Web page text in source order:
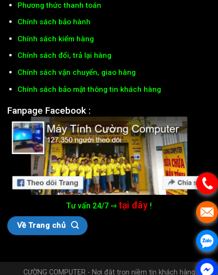
Phương thức thanh toán
Chính sách bảo hành
Chính sách kiểm hàng
Chính sách đổi, trả lại hàng
Chính sách vận chuyển, giao hàng
Chính sách bảo mật thông tin khách hàng
Fanpage Facebook :
Tư vấn 24/7 ⇒ tại đây !
Về Trang chủ
CƯỜNG COMPUTER - Nơi đặt trọn niềm tin khách hàng